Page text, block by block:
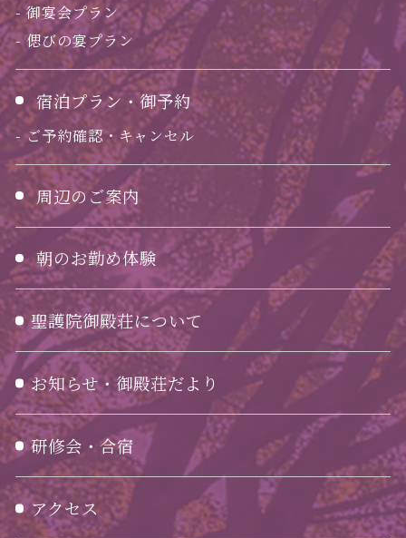
御宴会プラン
偲びの宴プラン
宿泊プラン・御予約
ご予約確認・キャンセル
周辺のご案内
朝のお勤め体験
聖護院御殿荘について
お知らせ・御殿荘だより
研修会・合宿
アクセス